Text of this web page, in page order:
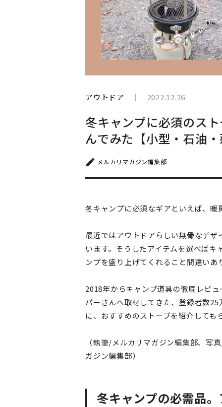
い
く
アウトドア 2022.12.26
冬キャンプに必須のス
んでみた【小型・石油
メルカリマガジン編集部
冬キャンプに必須なギアといえば、
最近ではアウトドアらしい無骨なデ
います。そうしたアイテムを選べば
ンプを盛り上げてくれること間違いあ
2018年からキャンプ道具の徹底レビ
パーさんへ取材してきた、登録者数
に、おすすめのストーブを紹介しても
（執筆/メルカリマガジン編集部、写
ガジン編集部）
冬キャンプの必需品